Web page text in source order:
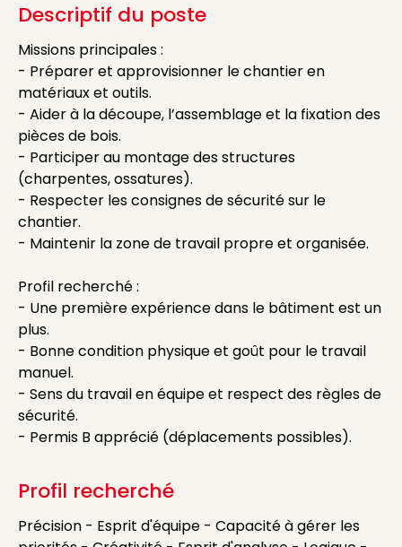
Descriptif du poste
Missions principales :
- Préparer et approvisionner le chantier en
matériaux et outils.
- Aider à la découpe, l’assemblage et la fixation des
pièces de bois.
- Participer au montage des structures
(charpentes, ossatures).
- Respecter les consignes de sécurité sur le
chantier.
- Maintenir la zone de travail propre et organisée.
Profil recherché :
- Une première expérience dans le bâtiment est un
plus.
- Bonne condition physique et goût pour le travail
manuel.
- Sens du travail en équipe et respect des règles de
sécurité.
- Permis B apprécié (déplacements possibles).
Profil recherché
Précision - Esprit d'équipe - Capacité à gérer les